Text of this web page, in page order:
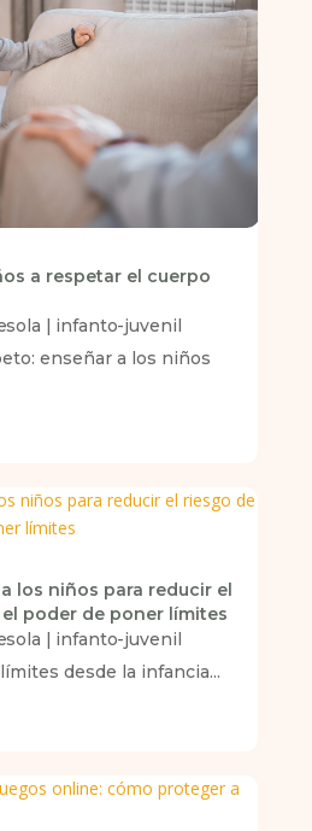
a respetar el cuerpo
| infanto-juvenil
enseñar a los niños
los niños para reducir el
poder de poner límites
| infanto-juvenil
desde la infancia...